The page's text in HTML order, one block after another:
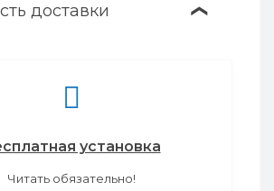
доставки ❯
установка
Читать обязательно!